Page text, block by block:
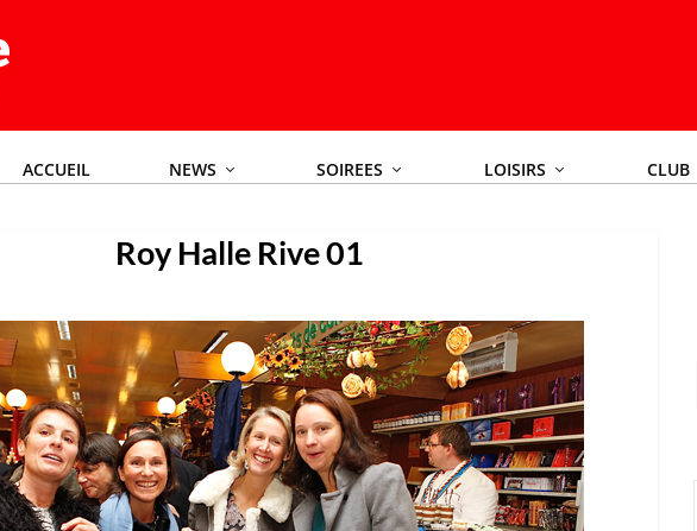
ACCUEIL NEWS SOIREES LOISIRS CLUB
Roy Halle Rive 01